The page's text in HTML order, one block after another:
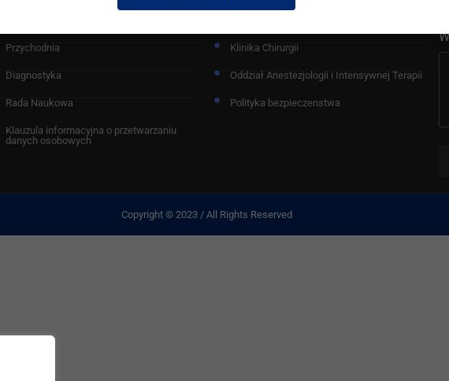
Przychodnia
Diagnostyka
Rada Naukowa
Klauzula informacyjna o przetwarzaniu
danych osobowych
Klinika Chirurgii
Oddział Anestezjologii i Intensywnej Terapii
Polityka bezpieczenstwa
Copyright © 2023 / All Rights Reserved